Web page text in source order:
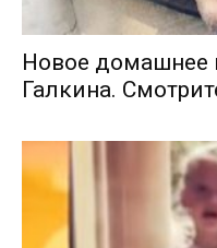
Новое домашнее
Галкина.